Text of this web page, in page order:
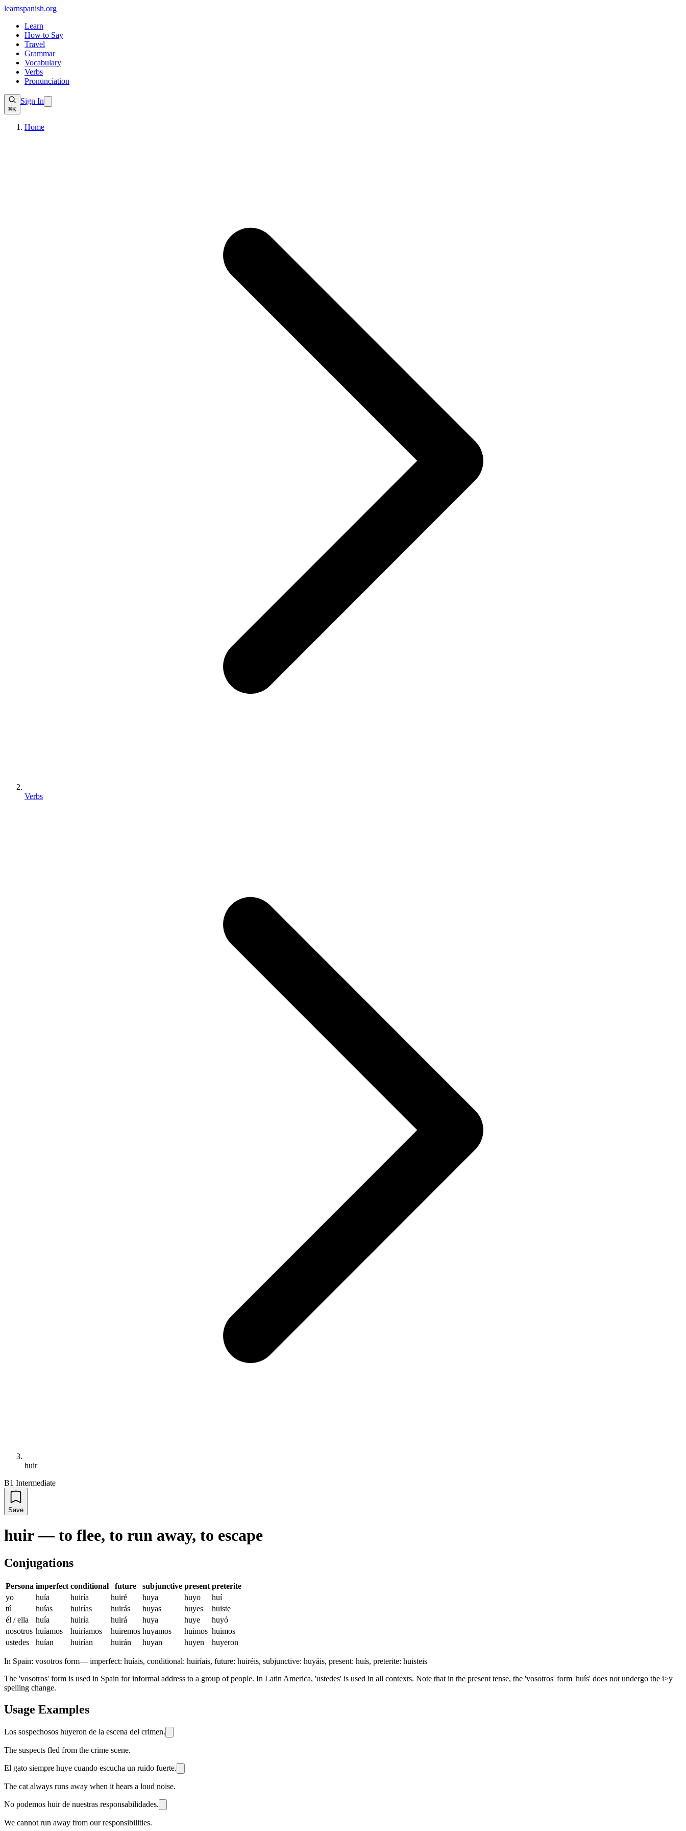
learnspanish.org
Learn
How to Say
Travel
Grammar
Vocabulary
Verbs
Pronunciation
⌘K
Sign In
Home
Verbs
huir
B1 Intermediate
Save
huir — to flee, to run away, to escape
Conjugations
Persona imperfect conditional future subjunctive present preterite
yo
huía huiría huiré huya huyo
huí
tú
huías huirías huirás huyas huyes
huiste
él / ella
huía huiría huirá huya huye
huyó
nosotros huíamos huiríamos huiremos huyamos huimos huimos
ustedes
huían huirían huirán huyan huyen huyeron
In Spain: vosotros form— imperfect: huíais, conditional: huiríais, future: huiréis, subjunctive: huyáis, present: huís, preterite: huisteis
The 'vosotros' form is used in Spain for informal address to a group of people. In Latin America, 'ustedes' is used in all contexts. Note that in the present tense, the 'vosotros' form 'huís' does not undergo the i>y
spelling change.
Usage Examples
Los sospechosos huyeron de la escena del crimen.
The suspects fled from the crime scene.
El gato siempre huye cuando escucha un ruido fuerte.
The cat always runs away when it hears a loud noise.
No podemos huir de nuestras responsabilidades.
We cannot run away from our responsibilities.